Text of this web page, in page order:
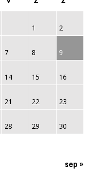
1 2
7 8 9
14 15 16
21 22 23
28 29 30
sep »